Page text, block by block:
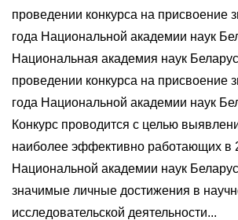
проведении конкурса на присвоение
года Национальной академии наук
Национальная академия наук
проведении конкурса на присвоение
года Национальной академии наук
Конкурс проводится с целью
наиболее эффективно работающих в
Национальной академии наук
значимые личные достижения в
исследовательской деятельности...